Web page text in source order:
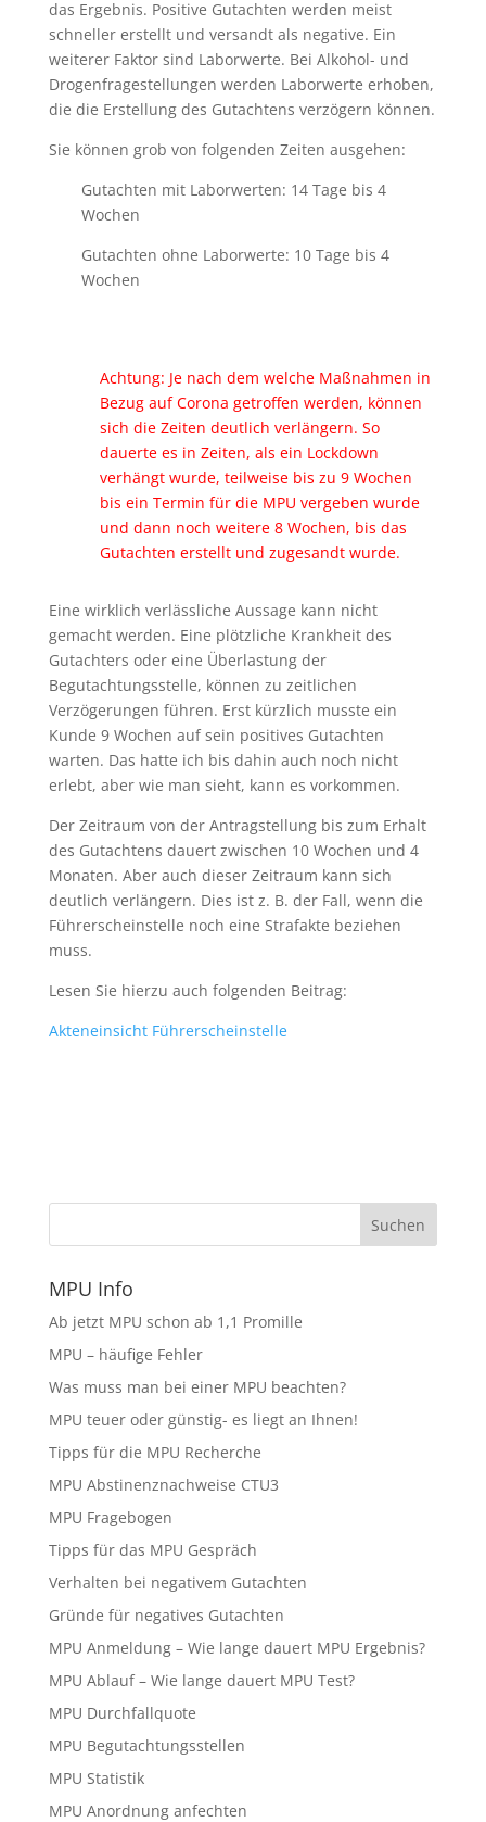
das Ergebnis. Positive Gutachten werden meist
schneller erstellt und versandt als negative. Ein
weiterer Faktor sind Laborwerte. Bei Alkohol- und
Drogenfragestellungen werden Laborwerte erhoben,
die die Erstellung des Gutachtens verzögern können.
Sie können grob von folgenden Zeiten ausgehen:
Gutachten mit Laborwerten: 14 Tage bis 4
Wochen
Gutachten ohne Laborwerte: 10 Tage bis 4
Wochen
Achtung: Je nach dem welche Maßnahmen in
Bezug auf Corona getroffen werden, können
sich die Zeiten deutlich verlängern. So
dauerte es in Zeiten, als ein Lockdown
verhängt wurde, teilweise bis zu 9 Wochen
bis ein Termin für die MPU vergeben wurde
und dann noch weitere 8 Wochen, bis das
Gutachten erstellt und zugesandt wurde.
Eine wirklich verlässliche Aussage kann nicht
gemacht werden. Eine plötzliche Krankheit des
Gutachters oder eine Überlastung der
Begutachtungsstelle, können zu zeitlichen
Verzögerungen führen. Erst kürzlich musste ein
Kunde 9 Wochen auf sein positives Gutachten
warten. Das hatte ich bis dahin auch noch nicht
erlebt, aber wie man sieht, kann es vorkommen.
Der Zeitraum von der Antragstellung bis zum Erhalt
des Gutachtens dauert zwischen 10 Wochen und 4
Monaten. Aber auch dieser Zeitraum kann sich
deutlich verlängern. Dies ist z. B. der Fall, wenn die
Führerscheinstelle noch eine Strafakte beziehen
muss.
Lesen Sie hierzu auch folgenden Beitrag:
Akteneinsicht Führerscheinstelle
MPU Info
Ab jetzt MPU schon ab 1,1 Promille
MPU – häufige Fehler
Was muss man bei einer MPU beachten?
MPU teuer oder günstig- es liegt an Ihnen!
Tipps für die MPU Recherche
MPU Abstinenznachweise CTU3
MPU Fragebogen
Tipps für das MPU Gespräch
Verhalten bei negativem Gutachten
Gründe für negatives Gutachten
MPU Anmeldung – Wie lange dauert MPU Ergebnis?
MPU Ablauf – Wie lange dauert MPU Test?
MPU Durchfallquote
MPU Begutachtungsstellen
MPU Statistik
MPU Anordnung anfechten